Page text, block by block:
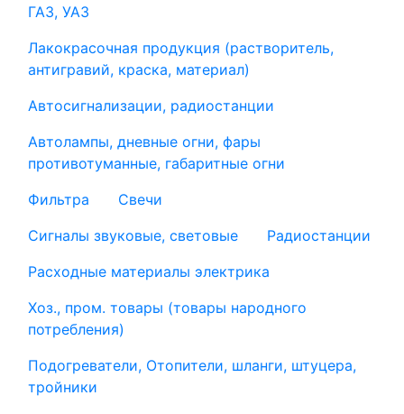
ГАЗ, УАЗ
Лакокрасочная продукция (растворитель,
антигравий, краска, материал)
Автосигнализации, радиостанции
Автолампы, дневные огни, фары
противотуманные, габаритные огни
Фильтра
Свечи
Сигналы звуковые, световые
Радиостанции
Расходные материалы электрика
Хоз., пром. товары (товары народного
потребления)
Подогреватели, Отопители, шланги, штуцера,
тройники